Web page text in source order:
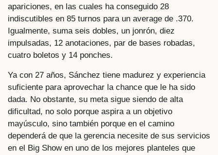
apariciones, en las cuales ha conseguido 28
indiscutibles en 85 turnos para un average de .370.
Igualmente, suma seis dobles, un jonrón, diez
impulsadas, 12 anotaciones, par de bases robadas,
cuatro boletos y 14 ponches.
Ya con 27 años, Sánchez tiene madurez y experiencia
suficiente para aprovechar la chance que le ha sido
dada. No obstante, su meta sigue siendo de alta
dificultad, no solo porque aspira a un objetivo
mayúsculo, sino también porque en el camino
dependerá de que la gerencia necesite de sus servicios
en el Big Show en uno de los mejores planteles que